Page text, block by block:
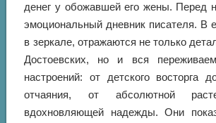
денег у обожавшей его жены. Перед
эмоциональный дневник писателя. В
в зеркале, отражаются не только
Достоевских, но и вся
настроений: от детского восторга
отчаяния, от абсолютной
вдохновляющей надежды. Они